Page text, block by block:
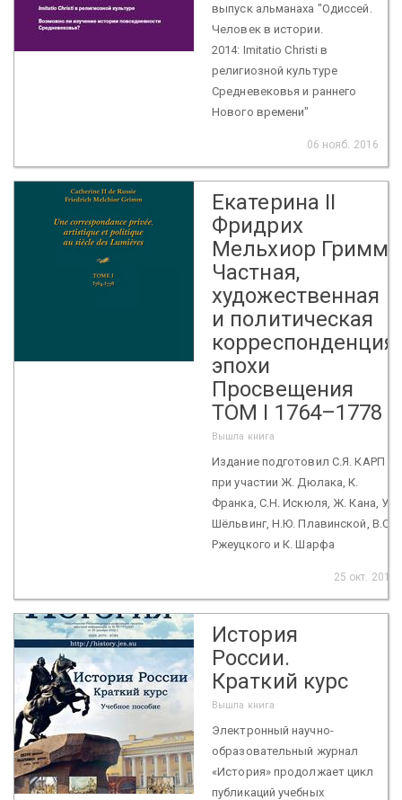
выпуск альманаха "Одиссей.
Человек в истории.
2014: Imitatio Christi в
религиозной культуре
Средневековья и раннего
Нового времени"
06 нояб. 2016
Екатерина II
Фридрих
Мельхиор Гримм.
Частная,
художественная
и политическая
корреспонденция
эпохи
Просвещения
ТОМ I 1764–1778
Вышла книга
Издание подготовил С.Я. КАРП
при участии Ж. Дюлака, К.
Франка, С.Н. Искюля, Ж. Кана, У.
Шёльвинг, Н.Ю. Плавинской, В.С.
Ржеуцкого и К. Шарфа
25 окт. 2016
История
России.
Краткий курс
Вышла книга
Электронный научно-
образовательный журнал
«История» продолжает цикл
публикаций учебных